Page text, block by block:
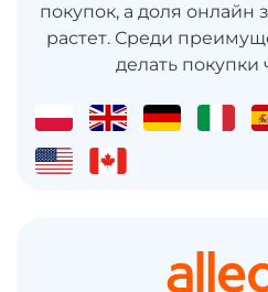
покупок, а доля онлайн
растет. Среди
делать покупки